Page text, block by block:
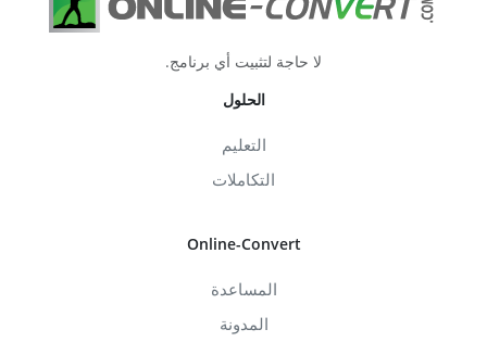
لا حاجة لتثبيت أي برنامج.
الحلول
التعليم
التكاملات
Online-Convert
المساعدة
المدونة